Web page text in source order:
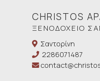
CHRISTOS
ΞΕΝΟΔΟΧΕΊΟ
Σαντορίνη
2286071487